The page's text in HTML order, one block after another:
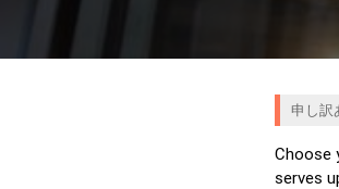
申し
Choose
serves